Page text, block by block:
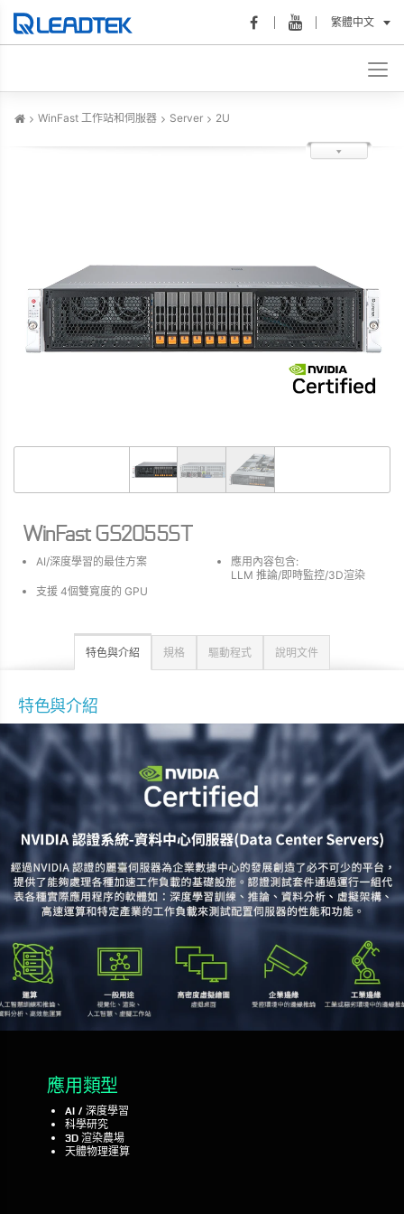
繁體中文
WinFast 工作站和伺服器 Server 2U
WinFast GS2055ST
AI/深度學習的最佳方案
應用內容包含:
LLM 推論/即時監控/3D渲染
支援 4個雙寬度的 GPU
特色與介紹 規格 驅動程式 說明文件
特色與介紹
應用類型
AI / 深度學習
科學研究
3D 渲染農場
天體物理運算